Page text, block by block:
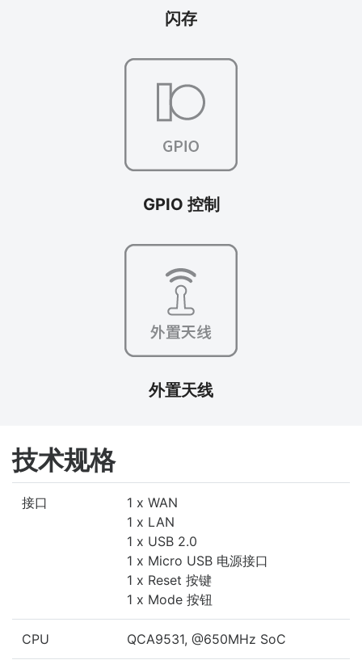
闪存
GPIO 控制
外置天线
技术规格
接口
1 x WAN
1 x LAN
1 x USB 2.0
1 x Micro USB 电源接口
1 x Reset 按键
1 x Mode 按钮
CPU QCA9531, @650MHz SoC